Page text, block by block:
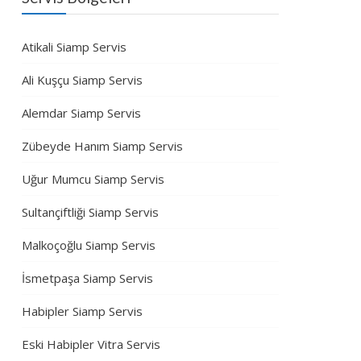
Atikali Siamp Servis
Ali Kuşçu Siamp Servis
Alemdar Siamp Servis
Zübeyde Hanım Siamp Servis
Uğur Mumcu Siamp Servis
Sultançiftliği Siamp Servis
Malkoçoğlu Siamp Servis
İsmetpaşa Siamp Servis
Habipler Siamp Servis
Eski Habipler Vitra Servis